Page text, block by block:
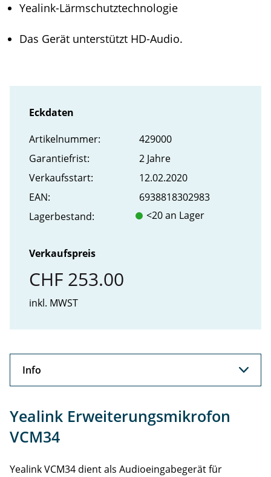
Yealink-Lärmschutztechnologie
Das Gerät unterstützt HD-Audio.
Eckdaten
Artikel­nummer:
429000
Garantiefrist:
2 Jahre
Verkaufs­start:
12.02.2020
EAN:
6938818302983
Lager­bestand:
<20 an Lager
Verkaufspreis
CHF 253.00
inkl. MWST
Info
Support
Yealink Erweiterungsmikrofon
VCM34
Yealink VCM34 dient als Audioeingabegerät für